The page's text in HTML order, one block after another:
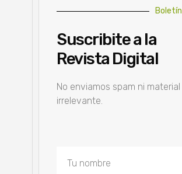
Boletín
Suscribite a la
Revista Digital
No enviamos spam ni material
irrelevante.